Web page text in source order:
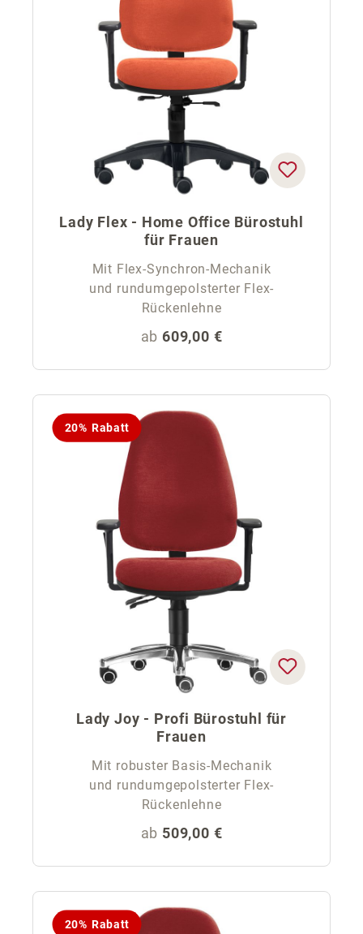
Lady Flex - Home Office Bürostuhl
für Frauen
Mit Flex-Synchron-Mechanik
und rundumgepolsterter Flex-
Rückenlehne
Regulärer Preis:
ab 609,00 €
20% Rabatt
Lady Joy - Profi Bürostuhl für
Frauen
Mit robuster Basis-Mechanik
und rundumgepolsterter Flex-
Rückenlehne
Regulärer Preis:
ab 509,00 €
20% Rabatt